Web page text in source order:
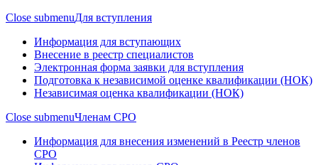
Close submenuДля вступления
Информация для вступающих
Внесение в реестр специалистов
Электронная форма заявки для вступления
Подготовка к независимой оценке квалификации (НОК)
Независимая оценка квалификации (НОК)
Close submenuЧленам СРО
Информация для внесения изменений в Реестр членов
СРО